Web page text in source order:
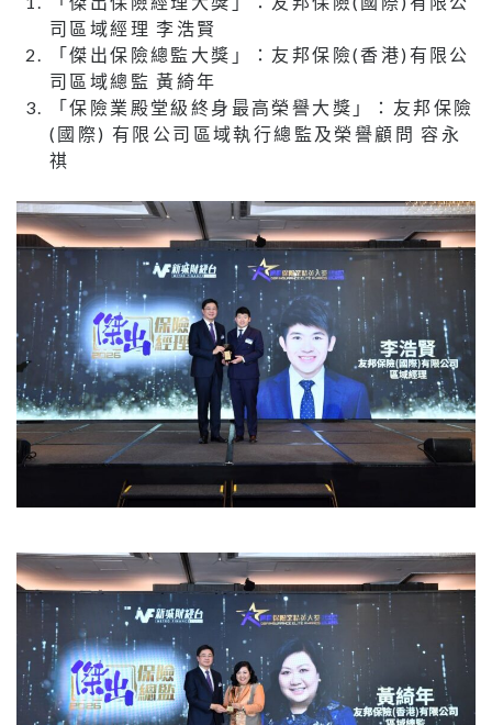
司區域經理 李浩賢
「傑出保險總監大獎」：友邦保險(香港)有限公
司區域總監 黃綺年
「保險業殿堂級終身最高榮譽大獎」：友邦保險
(國際) 有限公司區域執行總監及榮譽顧問 容永
祺